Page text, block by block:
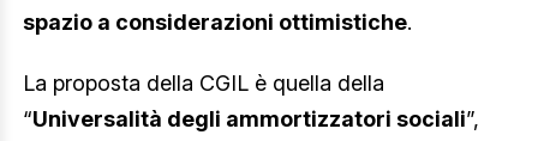
spazio a considerazioni ottimistiche.
La proposta della CGIL è quella della
“Universalità degli ammortizzatori sociali”,